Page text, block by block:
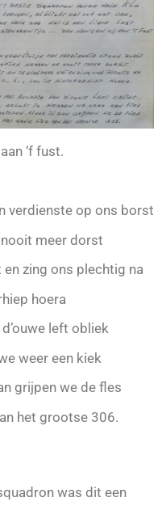
‘f fust.
verdienste op ons borst
meer dorst
zing ons plechtig na
hoera
left obliek
weer een kiek
grijpen we de fles
het grootse 306.
was dit een